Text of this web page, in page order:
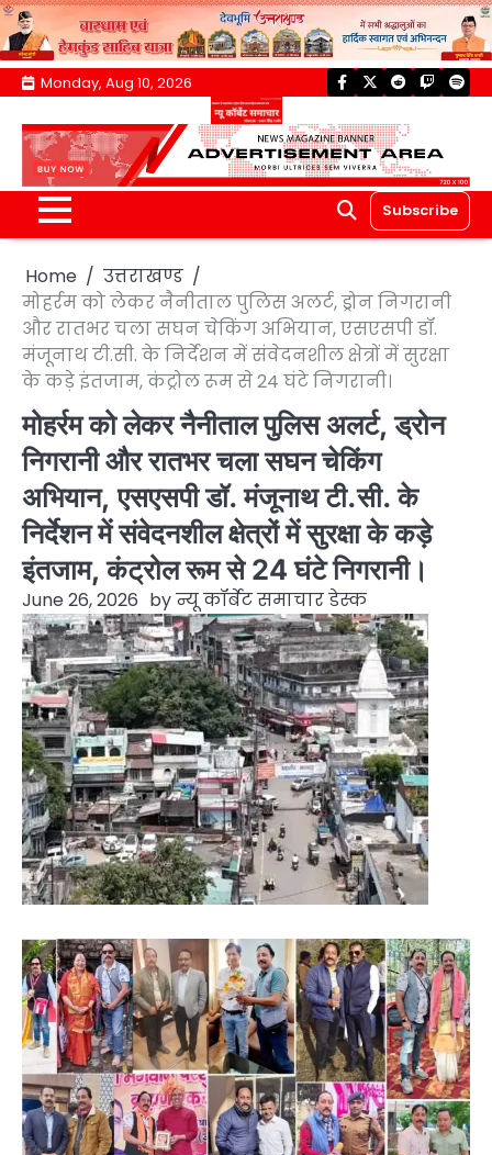
Skip
content
Monday, Aug 10, 2026 facebook
twitterreddittwitch
Subscribe
Home
उत्तराखण्ड
मोहर्रम को लेकर नैनीताल पुलिस अलर्ट, ड्रोन निगरानी
और रातभर चला सघन चेकिंग अभियान, एसएसपी डॉ.
मंजूनाथ टी.सी. के निर्देशन में संवेदनशील क्षेत्रों में सुरक्षा
के कड़े इंतजाम, कंट्रोल रूम से 24 घंटे निगरानी।
मोहर्रम को लेकर नैनीताल पुलिस अलर्ट, ड्रोन
निगरानी और रातभर चला सघन चेकिंग
अभियान, एसएसपी डॉ. मंजूनाथ टी.सी. के
निर्देशन में संवेदनशील क्षेत्रों में सुरक्षा के कड़े
इंतजाम, कंट्रोल रूम से 24 घंटे निगरानी।
June 26, 2026 byन्यू कॉर्बेट समाचार डेस्क